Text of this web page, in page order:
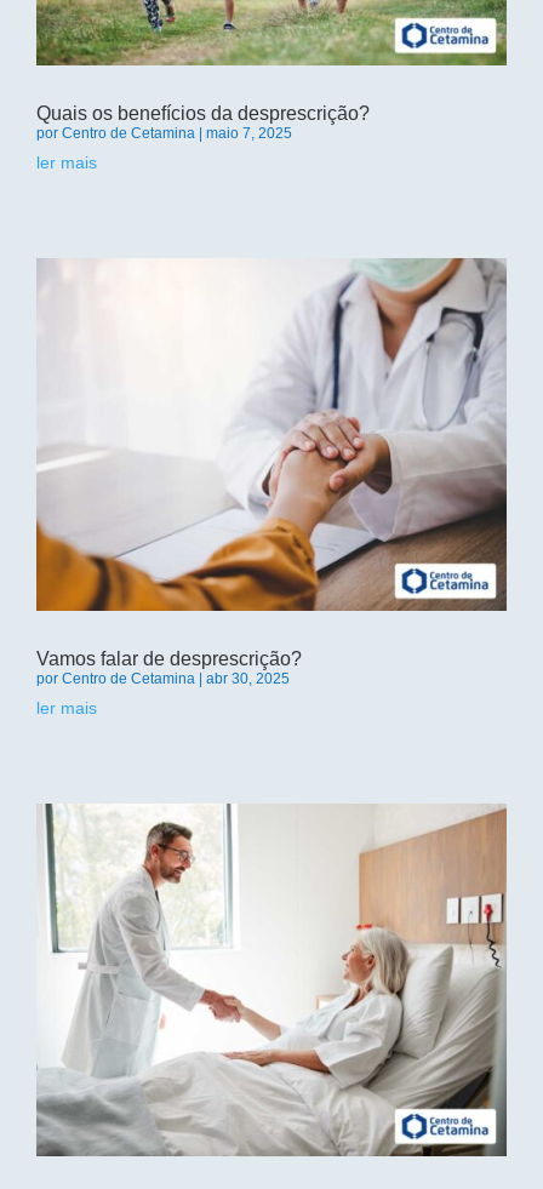
Quais os benefícios da desprescrição?
por Centro de Cetamina maio 7, 2025
ler mais
Vamos falar de desprescrição?
por Centro de Cetamina abr 30, 2025
ler mais